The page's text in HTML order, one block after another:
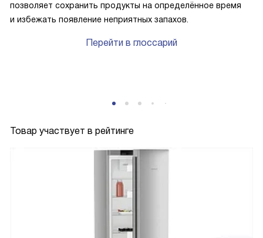
позволяет сохранить продукты на определённое время
и избежать появление неприятных запахов.
Перейти в глоссарий
Товар участвует в рейтинге